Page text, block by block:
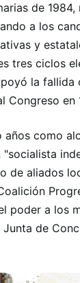
de 1984,
a los
y
tres ciclos
la fallida
Congreso en
años como
de aliados
poder a los
de